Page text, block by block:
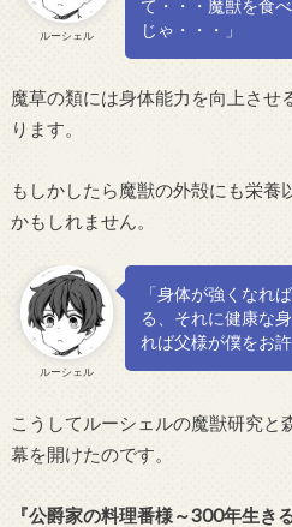
ルーシェル
て・・・魔獣を食
じゃ・・・」
魔草の類には身体能力を向上させ
ります。
もしかしたら魔獣の外殻にも栄養
かもしれません。
ルーシェル
「身体が強くなれ
る、それに健康な
れば父様が僕をお
こうしてルーシェルの魔獣研究と
幕を開けたのです。
『公爵家の料理番様～300年生き